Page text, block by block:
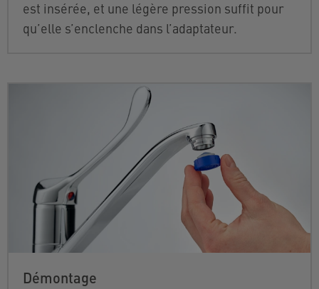
est insérée, et une légère pression suffit pour
qu’elle s’enclenche dans l’adaptateur.
Démontage